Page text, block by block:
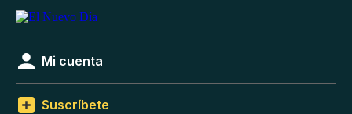
Mi cuenta
Suscríbete